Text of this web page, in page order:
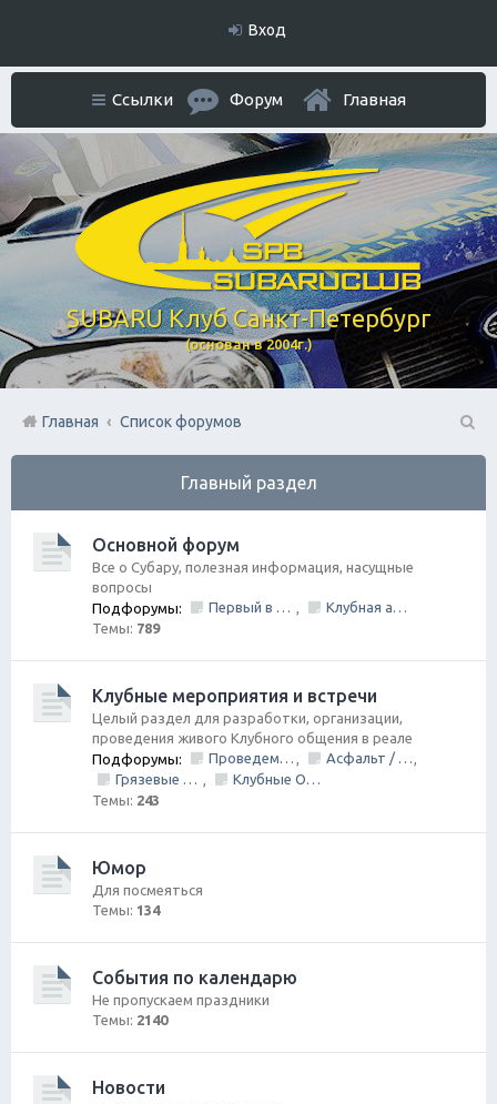
Вход
SUBARU Клуб Санкт-Петербург
(основан в 2004г.)
Ссылки Форум Главная
Главная
Список форумов
П
Главный раздел
Основной форум
Все о Субару, полезная информация, насущные
вопросы
Подфорумы:
Первый в Петербурге Subafest 2015 ,
Клубная атрибутика
Темы: 789
Клубные мероприятия и встречи
Целый раздел для разработки, организации,
проведения живого Клубного общения в реале
Подфорумы:
Проведем День Рождения Клуба, ВМЕСТЕ! , Асфальт / Грунт Покатушки
,
Грязевые покатушки/ Оффроуд
,
Клубные Ориентирования
Темы: 243
Юмор
Для посмеяться
Темы: 134
События по календарю
Не пропускаем праздники
Темы: 2140
Новости